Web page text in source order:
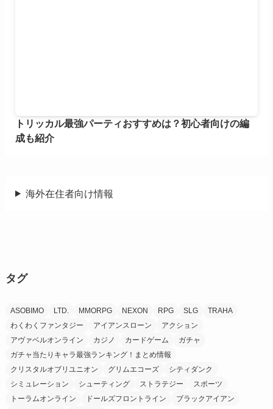
トリッカル最強パーティおすすめは？初心者向けの編
成も紹介
海外在住者向け情報
タグ
ASOBIMO LTD. MMORPG NEXON RPG SLG
TRAHA
わくわくファンタジー
アイアンスローン
アクション
アヴァベルオンライン
カジノ カードゲーム
ガチャ
ガチャ当たりキャラ最強ランキング！まとめ情報
クリスタルオブリユニオン
グリムエコーズ
シティダンク
シミュレーション
シューティング ストラテジー
スポーツ
トーラムオンライン
ドールズフロントライン ブラックアイアン